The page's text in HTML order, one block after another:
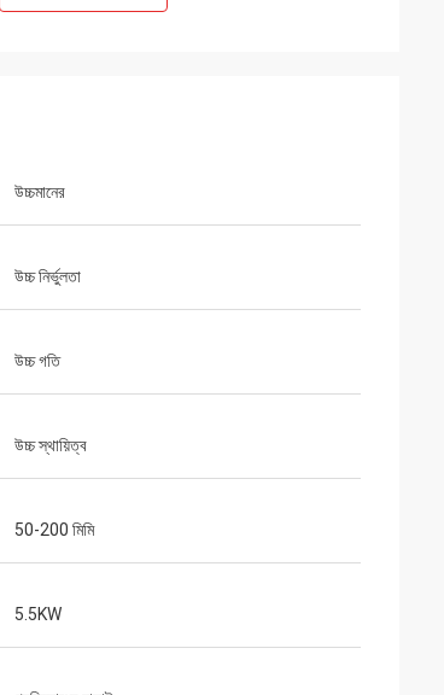
উচ্চমানের
উচ্চ নির্ভুলতা
উচ্চ গতি
উচ্চ স্থায়িত্ব
50-200 মিমি
5.5KW